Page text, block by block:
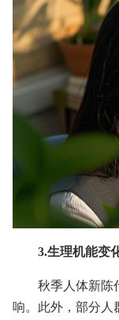
3.生理机能变
秋季人体新陈
响。此外，部分人